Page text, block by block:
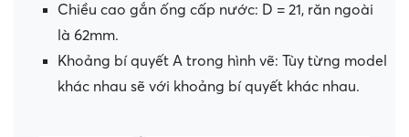
Chiều cao gắn ống cấp nước: D = 21, răn ngoài
là 62mm.
Khoảng bí quyết A trong hình vẽ: Tùy từng model
khác nhau sẽ với khoảng bí quyết khác nhau.